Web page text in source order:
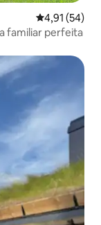
4,91 de uma
4,91 (54)
familiar perfeita